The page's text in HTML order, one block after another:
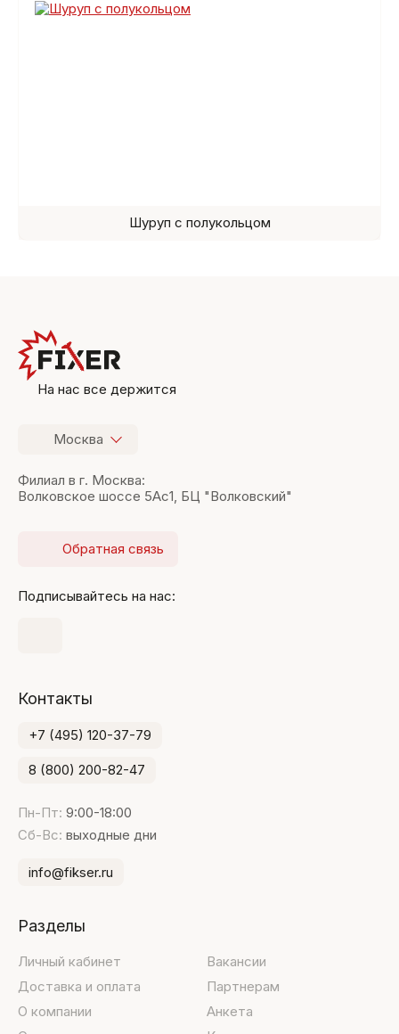
Шуруп с полукольцом
На нас все держится
Москва
Филиал в г. Москва:
Волковское шоссе 5Ас1, БЦ "Волковский"
Обратная связь
Подписывайтесь на нас:
Контакты
+7 (495) 120-37-79
8 (800) 200-82-47
Пн-Пт: 9:00-18:00
Сб-Вс: выходные дни
info@fikser.ru
Разделы
Личный кабинет
Доставка и оплата
О компании
Вакансии
Партнерам
Анкета